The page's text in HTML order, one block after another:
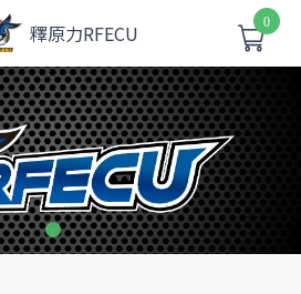
釋原力RFECU 0